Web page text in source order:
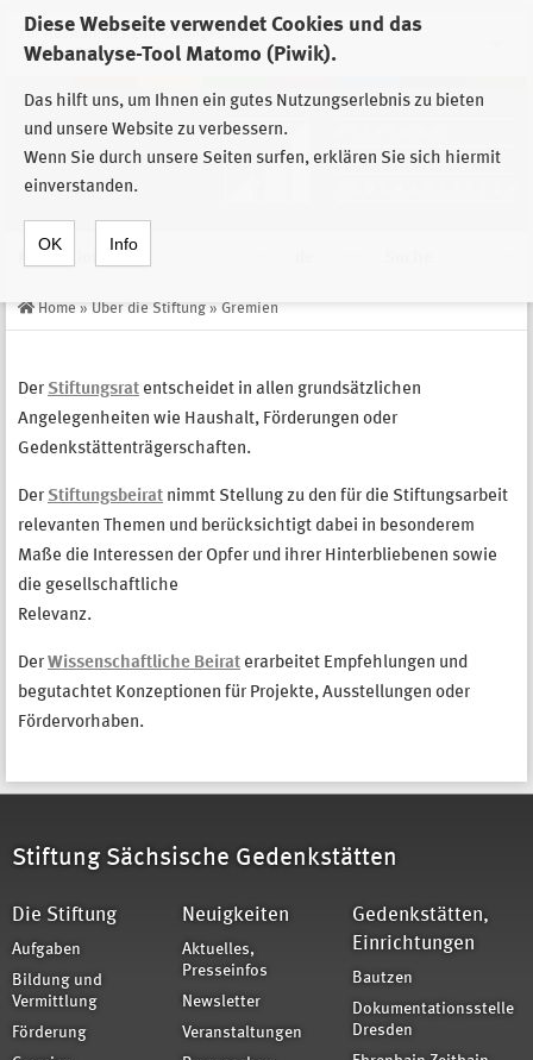
Diese Webseite verwendet Cookies und das
Webanalyse-Tool Matomo (Piwik).
Das hilft uns, um Ihnen ein gutes Nutzungserlebnis zu bieten
und unsere Website zu verbessern.
Wenn Sie durch unsere Seiten surfen, erklären Sie sich hiermit
einverstanden.
OK Info
Zur Auswahl der Einrichtungen der
Stiftung Sächsische Gedenkstätten
Home » Über die Stiftung » Gremien
Der Stiftungsrat entscheidet in allen grundsätzlichen
Angelegenheiten wie Haushalt, Förderungen oder
Gedenkstättenträgerschaften.
Der Stiftungsbeirat nimmt Stellung zu den für die Stiftungsarbeit
relevanten Themen und berücksichtigt dabei in besonderem
Maße die Interessen der Opfer und ihrer Hinterbliebenen sowie
die gesellschaftliche
Relevanz.
Der Wissenschaftliche Beirat erarbeitet Empfehlungen und
begutachtet Konzeptionen für Projekte, Ausstellungen oder
Fördervorhaben.
Stiftung Sächsische Gedenkstätten
Die Stiftung
Aufgaben
Bildung und
Vermittlung
Förderung
Neuigkeiten
Aktuelles,
Presseinfos
Newsletter
Veranstaltungen
Gedenkstätten,
Einrichtungen
Bautzen
Dokumentationsstelle
Dresden